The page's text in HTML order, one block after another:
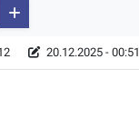
20.12.2025 - 00:51